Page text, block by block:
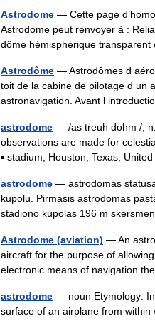
Astrodome — Cette page
Astrodome peut renvoyer à :
dôme hémisphérique
Astrodôme — Astrodômes d
toit de la cabine de pilotage d un
astronavigation. Avant l
astrodome — /as treuh dohm /,
observations are made for
▪ stadium, Houston, Texas,
astrodome — astrodomas
kupolu. Pirmasis astrodomas
stadiono kupolas 196 m
Astrodome (aviation) — An
aircraft for the purpose of
electronic means of navigation
astrodome — noun Etymology:
surface of an airplane from